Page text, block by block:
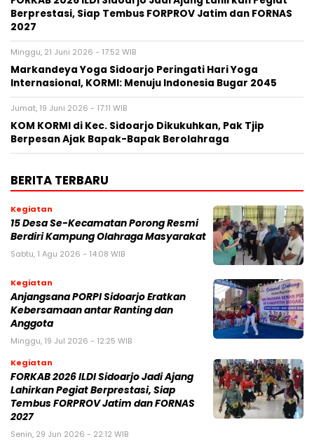
Berprestasi, Siap Tembus FORPROV Jatim dan FORNAS
2027
Minggu, 21 Juni 2026 - 17:52 WIB
Markandeya Yoga Sidoarjo Peringati Hari Yoga
Internasional, KORMI: Menuju Indonesia Bugar 2045
Jumat, 19 Juni 2026 - 17:11 WIB
KOM KORMI di Kec. Sidoarjo Dikukuhkan, Pak Tjip
Berpesan Ajak Bapak-Bapak Berolahraga
BERITA TERBARU
Kegiatan
15 Desa Se-Kecamatan Porong Resmi
Berdiri Kampung Olahraga Masyarakat
Sabtu, 1 Agu 2026 - 14:08 WIB
Kegiatan
Anjangsana PORPI Sidoarjo Eratkan
Kebersamaan antar Ranting dan
Anggota
Minggu, 19 Jul 2026 - 12:25 WIB
Kegiatan
FORKAB 2026 ILDI Sidoarjo Jadi Ajang
Lahirkan Pegiat Berprestasi, Siap
Tembus FORPROV Jatim dan FORNAS
2027
Senin, 29 Jun 2026 - 22:12 WIB